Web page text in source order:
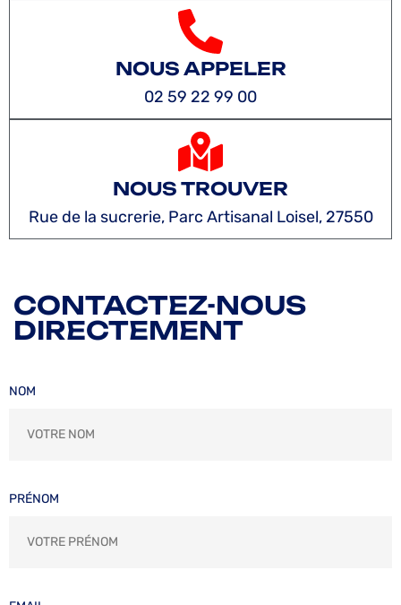
NOUS APPELER
02 59 22 99 00
NOUS TROUVER
Rue de la sucrerie, Parc Artisanal Loisel, 27550
CONTACTEZ-NOUS
DIRECTEMENT
NOM
PRÉNOM